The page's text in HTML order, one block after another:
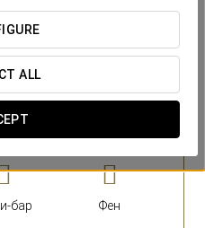
ALL
УСЛУГИ
бар Фен